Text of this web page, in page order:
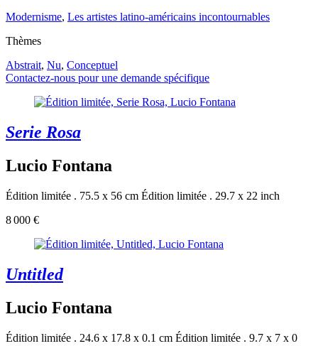
Modernisme, Les artistes latino-américains incontournables
Thèmes
Abstrait, Nu, Conceptuel
Contactez-nous pour une demande spécifique
Serie Rosa
Lucio Fontana
Édition limitée . 75.5 x 56 cm Édition limitée . 29.7 x 22 inch
8 000 €
Untitled
Lucio Fontana
Édition limitée . 24.6 x 17.8 x 0.1 cm Édition limitée . 9.7 x 7 x 0